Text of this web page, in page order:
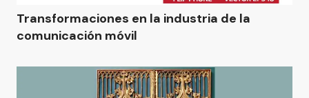
Transformaciones en la industria de la
comunicación móvil